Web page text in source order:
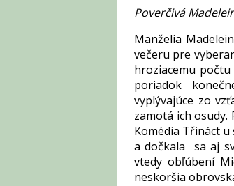
Poverčivá
Manželia
večeru pre
hroziacemu
poriadok
vyplývajúce zo
zamotá ich
Komédia Třináct u
a dočkala sa aj
vtedy obľúbení
neskoršia